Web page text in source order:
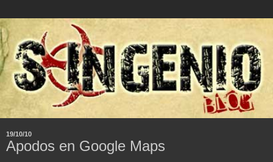
19/10/10
Apodos en Google Maps